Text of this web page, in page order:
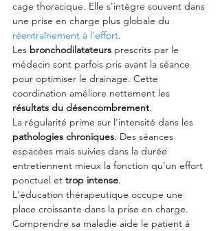
cage thoracique. Elle s'intègre souvent dans
une prise en charge plus globale du
réentraînement à l'effort.
Les bronchodilatateurs prescrits par le
médecin sont parfois pris avant la séance
pour optimiser le drainage. Cette
coordination améliore nettement les
résultats du désencombrement.
La régularité prime sur l'intensité dans les
pathologies chroniques. Des séances
espacées mais suivies dans la durée
entretiennent mieux la fonction qu'un effort
ponctuel et trop intense.
L'éducation thérapeutique occupe une
place croissante dans la prise en charge.
Comprendre sa maladie aide le patient à